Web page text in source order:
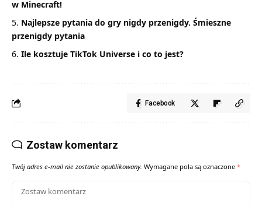
w Minecraft!
Najlepsze pytania do gry nigdy przenigdy. Śmieszne
przenigdy pytania
Ile kosztuje TikTok Universe i co to jest?
Facebook
Zostaw komentarz
Twój adres e-mail nie zostanie opublikowany. Wymagane pola są oznaczone *